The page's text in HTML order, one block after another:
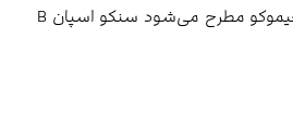
استراتژی اسکالپ با ایچیموکو مطرح می‌شود سنکو اسپان B